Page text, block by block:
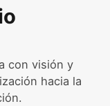
con visión y
hacia la